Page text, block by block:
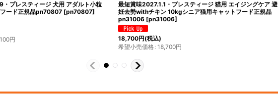
プレスティージ 犬用 アダルト小粒
ード正規品pn70807 [pn70807]
円
最短賞味2027.1.1・プレスティージ 猫用 エイジングケア 避
妊去勢withチキン 10kgシニア猫用キャットフード正規品
pn31006 [pn31006]
18,700円(税込)
希望小売価格: 18,700円